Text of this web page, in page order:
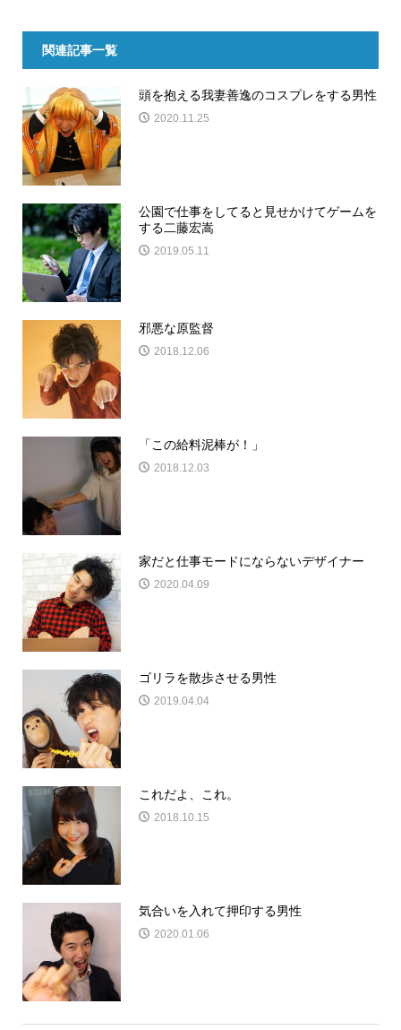
関連記事一覧
頭を抱える我妻善逸のコスプレをする男性
2020.11.25
公園で仕事をしてると見せかけてゲームを
する二藤宏嵩
2019.05.11
邪悪な原監督
2018.12.06
「この給料泥棒が！」
2018.12.03
家だと仕事モードにならないデザイナー
2020.04.09
ゴリラを散歩させる男性
2019.04.04
これだよ、これ。
2018.10.15
気合いを入れて押印する男性
2020.01.06